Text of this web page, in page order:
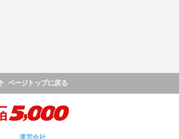
ページトップに戻る
運営会社